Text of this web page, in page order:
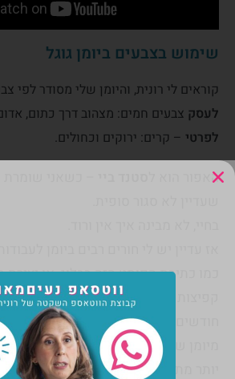
שימוש בצבעים ביומן גוגל
קוראים לי רונית, והיומן שלי מסודר לפי
לעסק צבעים חמים: מצהוב דרך כתום,
לפרטי – קרים: ירוקים וכחולים.
האפור הוא ל
כמו כתיבת הפוסט הזה בבלוג, או יצירת
קפיצות לרואה החשבון שלי (שנדחות
חודשים!) אבל ככל שאני מתקדמת אני
מיומן שנראה מפוצץ, כי ככה אני יודעת
יותר מתוכנן והחיים שלי יותר נינוחים.